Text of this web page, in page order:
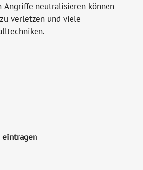
Angriffe neutralisieren können
verletzen und viele
eintragen